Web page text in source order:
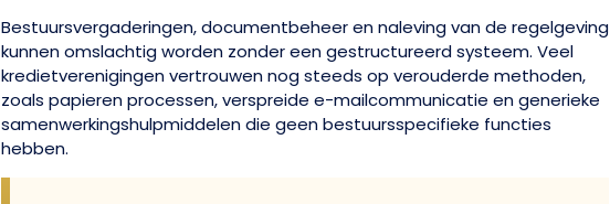
Bestuursvergaderingen, documentbeheer en naleving van de regelgeving
kunnen omslachtig worden zonder een gestructureerd systeem. Veel
kredietverenigingen vertrouwen nog steeds op verouderde methoden,
zoals papieren processen, verspreide e-mailcommunicatie en generieke
samenwerkingshulpmiddelen die geen bestuursspecifieke functies
hebben.